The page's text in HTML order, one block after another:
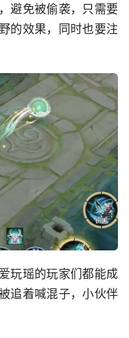
避免被偷袭，只需要
的效果，同时也要注
玩瑶的玩家们都能成
追着喊混子，小伙伴